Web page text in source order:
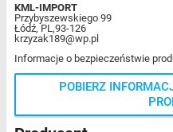
KML-IMPORT
Przybyszewskiego 99
Łódź, PL,93-126
krzyzak189@wp.pl
Informacje o bezpieczeństwie
POBIERZ